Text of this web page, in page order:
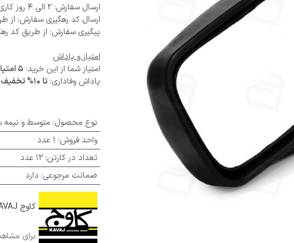
ارسال سفارش: 2 الی 4 روز کاری
ارسال کد رهگیری سفارش: از
پیگیری سفارش: از طریق کد
امتیاز و پاداش
امتیاز شما از این خرید: 5 امتیاز
پاداش وفاداری: تا 10% تخفیف
نوع محصول: متوسط و نیمه
واحد فروش: 1 عدد
تعداد در کارتن: 12 عدد
ضمانت مرجوعی: دارد
کاوج KAVAJ
برای